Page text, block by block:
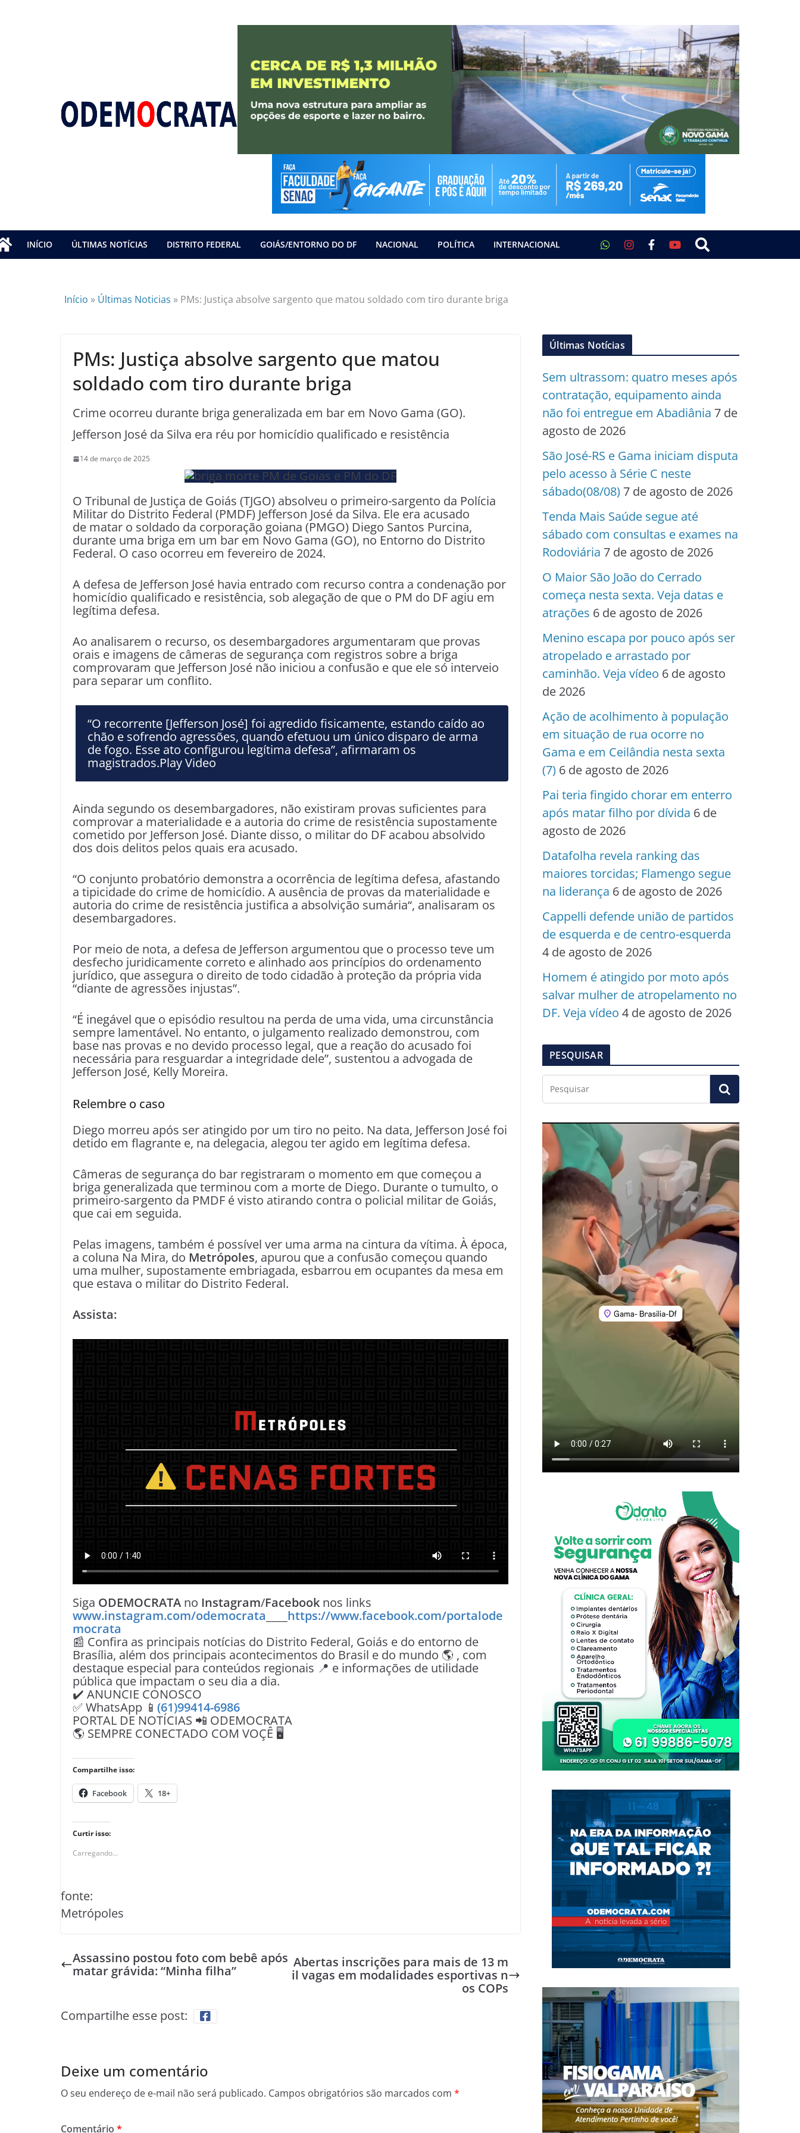
INÍCIO ÚLTIMAS NOTÍCIAS DISTRITO FEDERAL GOIÁS/ENTORNO DO DF NACIONAL POLÍTICA INTERNACIONAL
Início » Últimas Noticias » PMs: Justiça absolve sargento que matou soldado com tiro durante briga
PMs: Justiça absolve sargento que matou
soldado com tiro durante briga
Crime ocorreu durante briga generalizada em bar em Novo Gama (GO).
Jefferson José da Silva era réu por homicídio qualificado e resistência
14 de março de 2025
O Tribunal de Justiça de Goiás (TJGO) absolveu o primeiro-sargento da Polícia
Militar do Distrito Federal (PMDF) Jefferson José da Silva. Ele era acusado
de matar o soldado da corporação goiana (PMGO) Diego Santos Purcina,
durante uma briga em um bar em Novo Gama (GO), no Entorno do Distrito
Federal. O caso ocorreu em fevereiro de 2024.
A defesa de Jefferson José havia entrado com recurso contra a condenação por
homicídio qualificado e resistência, sob alegação de que o PM do DF agiu em
legítima defesa.
Ao analisarem o recurso, os desembargadores argumentaram que provas
orais e imagens de câmeras de segurança com registros sobre a briga
comprovaram que Jefferson José não iniciou a confusão e que ele só interveio
para separar um conflito.
“O recorrente [Jefferson José] foi agredido fisicamente, estando caído ao
chão e sofrendo agressões, quando efetuou um único disparo de arma
de fogo. Esse ato configurou legítima defesa”, afirmaram os
magistrados.Play Video
Ainda segundo os desembargadores, não existiram provas suficientes para
comprovar a materialidade e a autoria do crime de resistência supostamente
cometido por Jefferson José. Diante disso, o militar do DF acabou absolvido
dos dois delitos pelos quais era acusado.
“O conjunto probatório demonstra a ocorrência de legítima defesa, afastando
a tipicidade do crime de homicídio. A ausência de provas da materialidade e
autoria do crime de resistência justifica a absolvição sumária“, analisaram os
desembargadores.
Por meio de nota, a defesa de Jefferson argumentou que o processo teve um
desfecho juridicamente correto e alinhado aos princípios do ordenamento
jurídico, que assegura o direito de todo cidadão à proteção da própria vida
“diante de agressões injustas”.
“É inegável que o episódio resultou na perda de uma vida, uma circunstância
sempre lamentável. No entanto, o julgamento realizado demonstrou, com
base nas provas e no devido processo legal, que a reação do acusado foi
necessária para resguardar a integridade dele”, sustentou a advogada de
Jefferson José, Kelly Moreira.
Relembre o caso
Diego morreu após ser atingido por um tiro no peito. Na data, Jefferson José foi
detido em flagrante e, na delegacia, alegou ter agido em legítima defesa.
Câmeras de segurança do bar registraram o momento em que começou a
briga generalizada que terminou com a morte de Diego. Durante o tumulto, o
primeiro-sargento da PMDF é visto atirando contra o policial militar de Goiás,
que cai em seguida.
Pelas imagens, também é possível ver uma arma na cintura da vítima. À época,
a coluna Na Mira, do Metrópoles, apurou que a confusão começou quando
uma mulher, supostamente embriagada, esbarrou em ocupantes da mesa em
que estava o militar do Distrito Federal.
Assista:
Siga ODEMOCRATA no Instagram/Facebook nos links
www.instagram.com/odemocrata
https://www.facebook.com/portalode
mocrata
📰 Confira as principais notícias do Distrito Federal, Goiás e do entorno de
Brasília, além dos principais acontecimentos do Brasil e do mundo 🌎 , com
destaque especial para conteúdos regionais 📍 e informações de utilidade
pública que impactam o seu dia a dia.
✔️ ANUNCIE CONOSCO
✅ WhatsApp 📱 (61)99414-6986
PORTAL DE NOTÍCIAS 📲 ODEMOCRATA
🌎 SEMPRE CONECTADO COM VOÇÊ 🖥️
Compartilhe isso:
Facebook 18+
Curtir isso:
Carregando...
fonte:
Metrópoles
Assassino postou foto com bebê após
matar grávida: “Minha filha”
Abertas inscrições para mais de 13 m
il vagas em modalidades esportivas n
os COPs
Compartilhe esse post:
Deixe um comentário
O seu endereço de e-mail não será publicado. Campos obrigatórios são marcados com *
Comentário *
Últimas Notícias
Sem ultrassom: quatro meses após
contratação, equipamento ainda
não foi entregue em Abadiânia 7 de
agosto de 2026
São José-RS e Gama iniciam disputa
pelo acesso à Série C neste
sábado(08/08) 7 de agosto de 2026
Tenda Mais Saúde segue até
sábado com consultas e exames na
Rodoviária 7 de agosto de 2026
O Maior São João do Cerrado
começa nesta sexta. Veja datas e
atrações 6 de agosto de 2026
Menino escapa por pouco após ser
atropelado e arrastado por
caminhão. Veja vídeo 6 de agosto
de 2026
Ação de acolhimento à população
em situação de rua ocorre no
Gama e em Ceilândia nesta sexta
(7) 6 de agosto de 2026
Pai teria fingido chorar em enterro
após matar filho por dívida 6 de
agosto de 2026
Datafolha revela ranking das
maiores torcidas; Flamengo segue
na liderança 6 de agosto de 2026
Cappelli defende união de partidos
de esquerda e de centro-esquerda
4 de agosto de 2026
Homem é atingido por moto após
salvar mulher de atropelamento no
DF. Veja vídeo 4 de agosto de 2026
PESQUISAR